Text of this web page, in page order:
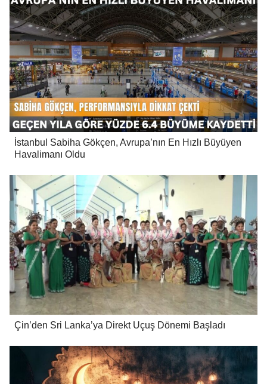
İstanbul Sabiha Gökçen, Avrupa’nın En Hızlı Büyüyen
Havalimanı Oldu
Çin’den Sri Lanka’ya Direkt Uçuş Dönemi Başladı